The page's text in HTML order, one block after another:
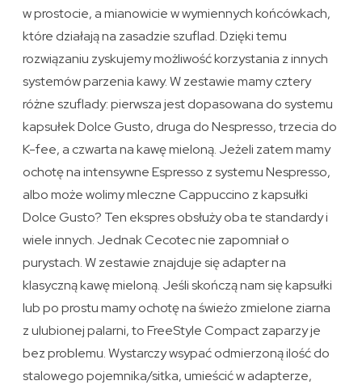
w prostocie, a mianowicie w wymiennych końcówkach,
które działają na zasadzie szuflad. Dzięki temu
rozwiązaniu zyskujemy możliwość korzystania z innych
systemów parzenia kawy. W zestawie mamy cztery
różne szuflady: pierwsza jest dopasowana do systemu
kapsułek Dolce Gusto, druga do Nespresso, trzecia do
K-fee, a czwarta na kawę mieloną. Jeżeli zatem mamy
ochotę na intensywne Espresso z systemu Nespresso,
albo może wolimy mleczne Cappuccino z kapsułki
Dolce Gusto? Ten ekspres obsłuży oba te standardy i
wiele innych. Jednak Cecotec nie zapomniał o
purystach. W zestawie znajduje się adapter na
klasyczną kawę mieloną. Jeśli skończą nam się kapsułki
lub po prostu mamy ochotę na świeżo zmielone ziarna
z ulubionej palarni, to FreeStyle Compact zaparzy je
bez problemu. Wystarczy wsypać odmierzoną ilość do
stalowego pojemnika/sitka, umieścić w adapterze,